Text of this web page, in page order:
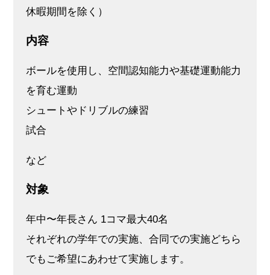
休暇期間を除く）
内容
ボールを使用し、空間認知能力や基礎運動能力
を育む運動
シュートやドリブルの練習
試合
など
対象
年中〜年⻑さん 1コマ最⼤40名
それぞれの学年での実施、合同での実施どちら
でもご希望にあわせて実施します。